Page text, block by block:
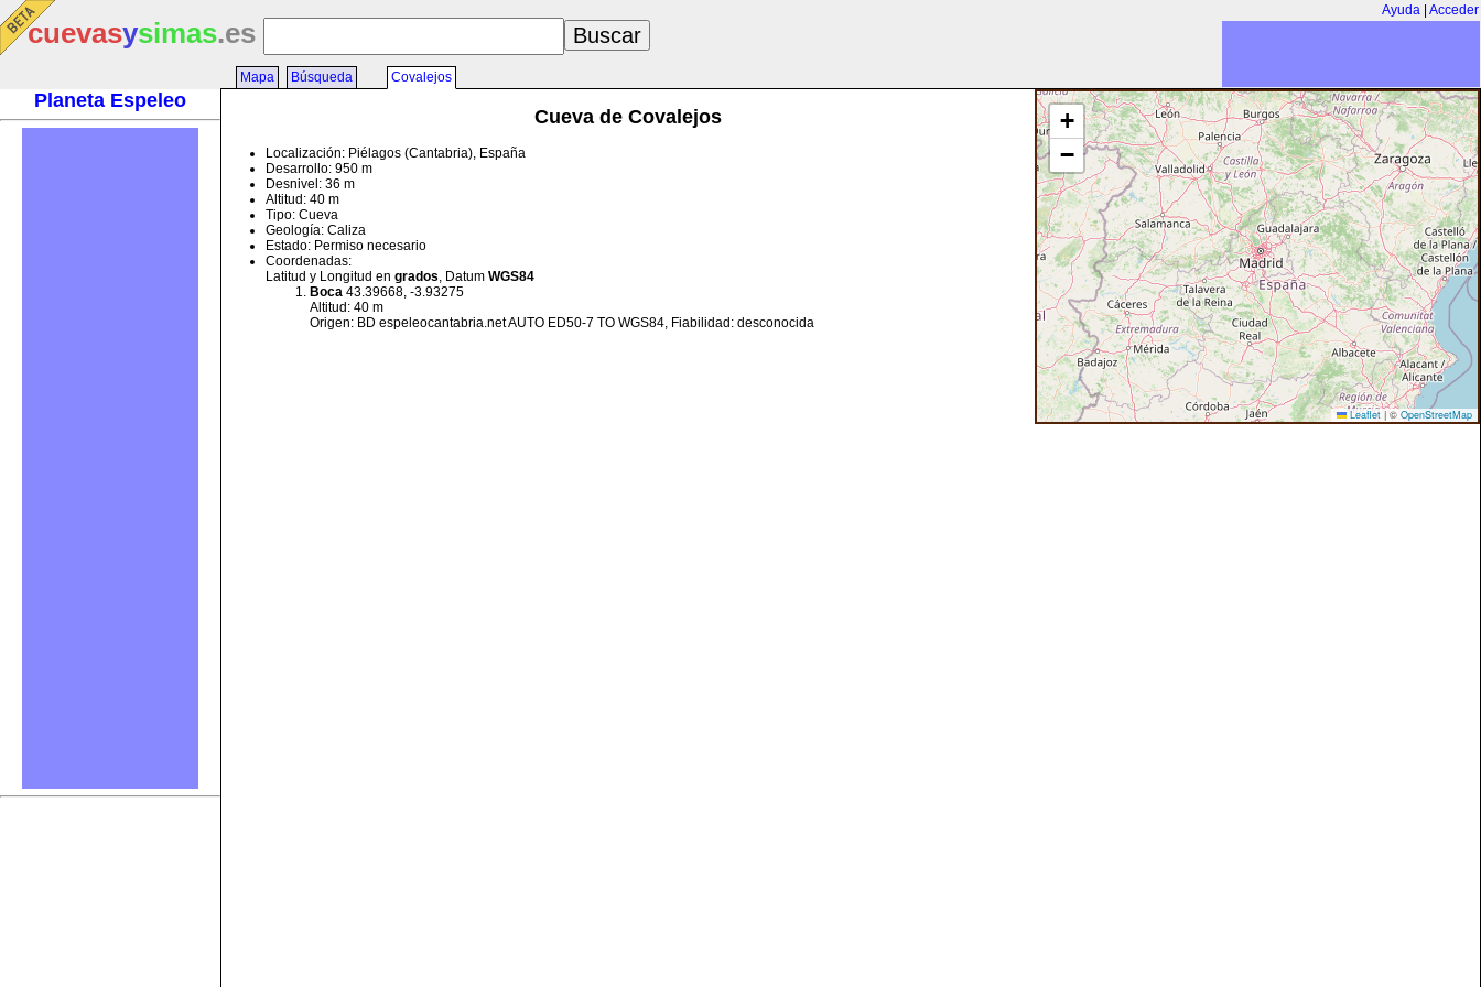
Ayuda Acceder
cuevasysimas.es
Planeta Espeleo
Mapa Búsqueda Covalejos
+
−
Leaflet | © OpenStreetMap
Cueva de Covalejos
Localización: Piélagos (Cantabria), España
Desarrollo: 950 m
Desnivel: 36 m
Altitud: 40 m
Tipo: Cueva
Geología: Caliza
Estado: Permiso necesario
Coordenadas:
Latitud y Longitud en grados, Datum WGS84
Boca 43.39668, -3.93275
Altitud: 40 m
Origen: BD espeleocantabria.net AUTO ED50-7 TO WGS84, Fiabilidad: desconocida